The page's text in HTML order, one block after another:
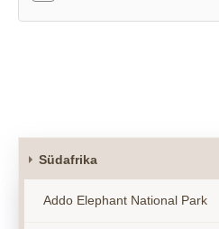
Südafrika
Addo Elephant National Park